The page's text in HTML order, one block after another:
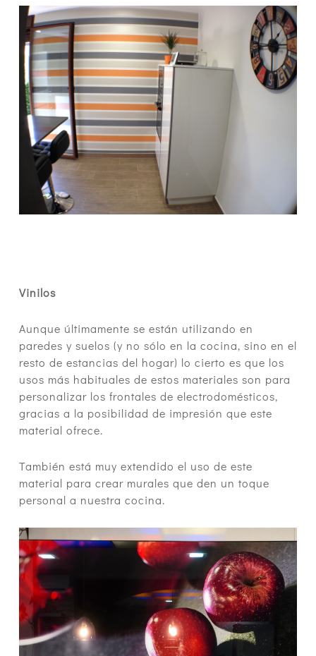
Vinilos
Aunque últimamente se están utilizando en
paredes y suelos (y no sólo en la cocina, sino en el
resto de estancias del hogar) lo cierto es que los
usos más habituales de estos materiales son para
personalizar los frontales de electrodomésticos,
gracias a la posibilidad de impresión que este
material ofrece.
También está muy extendido el uso de este
material para crear murales que den un toque
personal a nuestra cocina.